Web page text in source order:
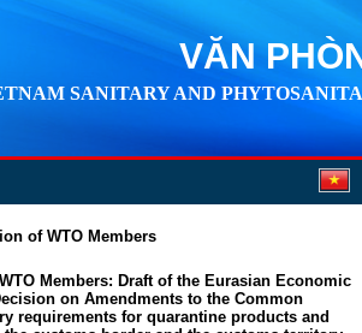
VĂN
SANITARY AND
of WTO Members
Members: Draft of the Eurasian Economic
on Amendments to the Common
requirements for quarantine products and